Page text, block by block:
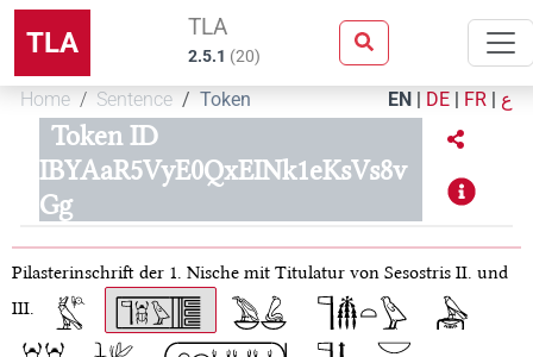
TLA TLA
2.5.1 (20)
Home Sentence Token EN | DE | FR | ع
Token ID
IBYAaR5VyE0QxEINk1eKsVs8v
Gg
Pilasterinschrift der 1. Nische mit Titulatur von Sesostris II. und
III.